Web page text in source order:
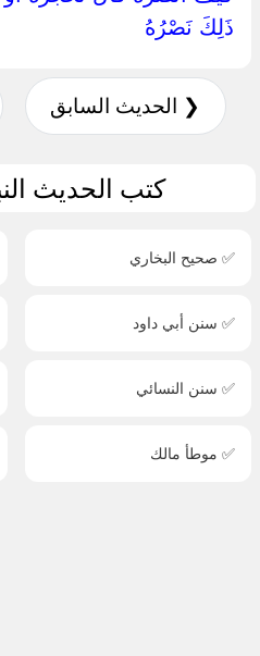
ذَلِكَ نَصْرُهُ ‏
❮ الحديث السابق
كتب الحديث
✅ صحيح البخاري
✅ سنن أبي داود
✅ سنن النسائي
✅ موطأ مالك